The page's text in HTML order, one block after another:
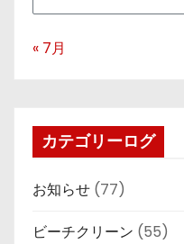
« 7月
カテゴリーログ
お知らせ (77)
ビーチクリーン (55)